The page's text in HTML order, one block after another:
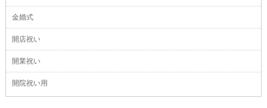
金婚式
開店祝い
開業祝い
開院祝い用